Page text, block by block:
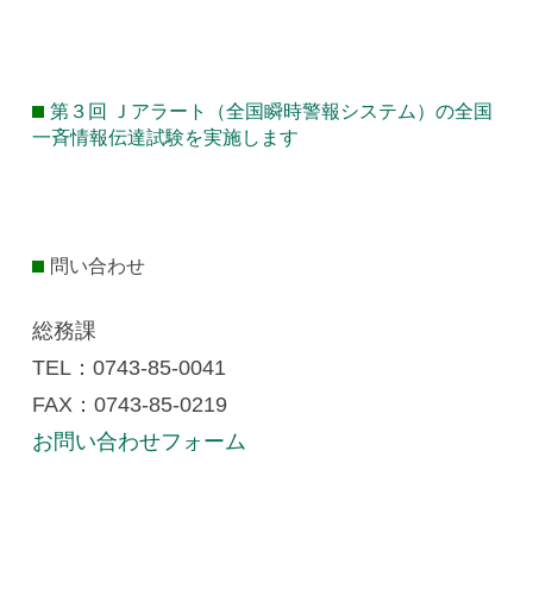
第３回 Ｊアラート（全国瞬時警報システム）の全国
一斉情報伝達試験を実施します
問い合わせ
総務課
TEL：0743-85‐0041
FAX：0743-85-0219
お問い合わせフォーム